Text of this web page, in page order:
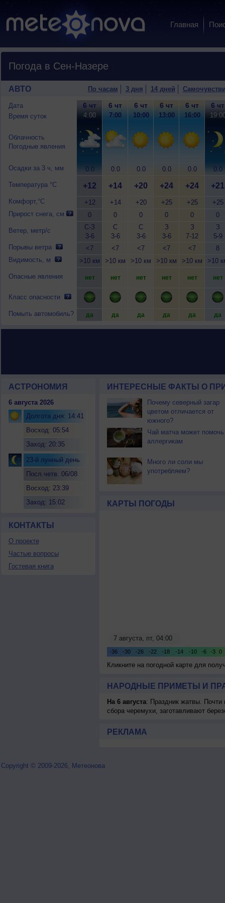
Главная
Погода в Сен-Назере
АВТО По часам 3 дня 14 дней
Дата
Время суток
Облачность
Погодные явления
Осадки за 3 ч, мм
Температура °C
Комфорт,°C
Прирост снега, см
Ветер, метр/с
Порывы ветра
Видимость, м
Опасные явления
Класс опасности
Помыть автомобиль?
6 чт
4:00
0.0
+12
+12
0
С-З
3-6
<7
>10 км
нет
да
6 чт
7:00
0.0
+14
+14
0
С
3-6
<7
>10 км
нет
да
6 чт
10:00
0.0
+20
+20
0
С
3-6
<7
>10 км
нет
да
6 чт
13:00
0.0
+24
+25
0
З
3-6
<7
>10 км
нет
да
6 чт
16:00
0.0
+24
+25
0
З
7-12
<7
>10 км
нет
да
6 чт
0.0
+21
+25
0
З
5-9
8
>10
нет
да
АСТРОНОМИЯ
6 августа 2026
Долгота дня: 14:41
Восход: 05:54
Заход: 20:35
23-й лунный день
Посл.четв. 06/08
Восход: 23:39
Заход: 15:02
КОНТАКТЫ
О проекте
Частые вопросы
Гостевая книга
ИНТЕРЕСНЫЕ ФАКТЫ О
Почему северный загар
цветом отличается от
южного?
Чай матча может помочь
аллергикам
Много ли соли мы
употребляем?
КАРТЫ ПОГОДЫ
Кликните на погодной карте для
НАРОДНЫЕ ПРИМЕТЫ И
На 6 августа: Праздник жатвы. Почти
сбора черемухи, заготавливают
РЕКЛАМА
Copyright © 2009-2026, Метеонова